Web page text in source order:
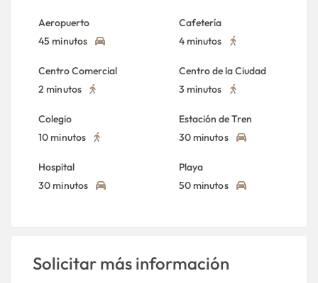
Aeropuerto
45 minutos
Cafetería
4 minutos
Centro Comercial
2 minutos
Centro de la Ciudad
3 minutos
Colegio
10 minutos
Estación de Tren
30 minutos
Hospital
30 minutos
Playa
50 minutos
Solicitar más información